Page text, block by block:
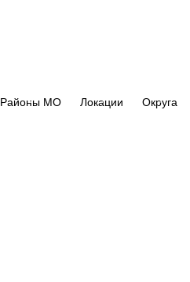
Районы МО Локации Округа